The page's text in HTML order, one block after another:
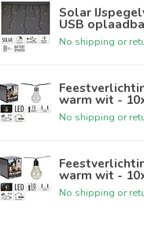
Solar
USB
No shipping or
warm wit -
No shipping or
warm wit -
No shipping or